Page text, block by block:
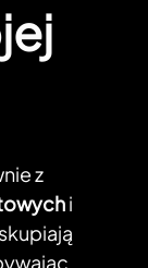
z
i